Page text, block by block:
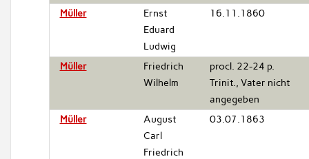
Müller
Ernst
Eduard
Ludwig
16.11.1860
Müller
Friedrich
Wilhelm
procl. 22-24 p.
Trinit., Vater nicht
angegeben
Müller
August
Carl
Friedrich
03.07.1863